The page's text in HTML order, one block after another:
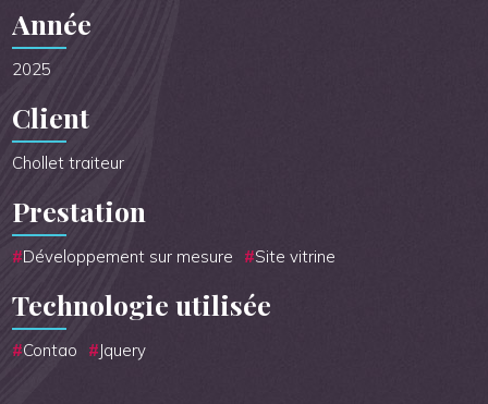
Année
2025
Client
Chollet traiteur
Prestation
Développement sur mesure Site vitrine
Technologie utilisée
Contao Jquery